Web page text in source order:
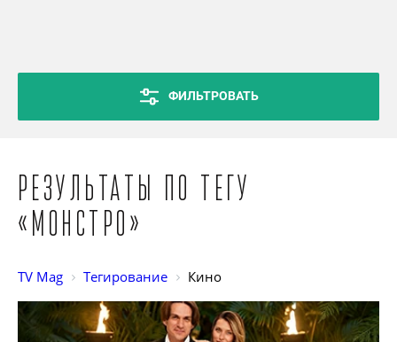
ФИЛЬТРОВАТЬ
Результаты по тегу
«Монстро»
TV Mag Тегирование Кино